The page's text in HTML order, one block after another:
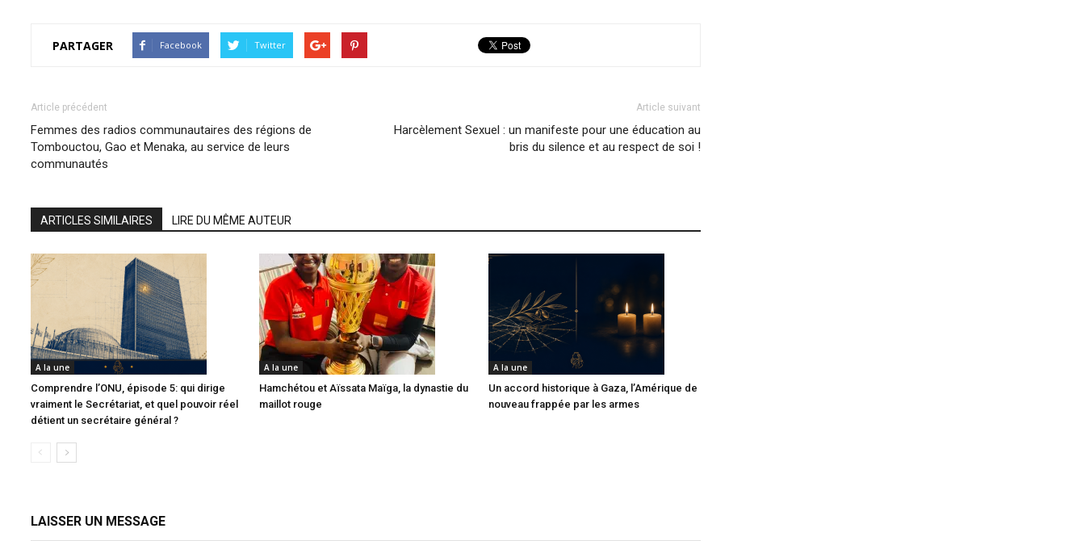
PARTAGER Facebook Twitter
Article précédent
Femmes des radios communautaires des régions de
Tombouctou, Gao et Menaka, au service de leurs
communautés
Article suivant
Harcèlement Sexuel : un manifeste pour une éducation au
bris du silence et au respect de soi !
ARTICLES SIMILAIRES LIRE DU MÊME AUTEUR
A la une
Comprendre l’ONU, épisode 5: qui dirige
vraiment le Secrétariat, et quel pouvoir réel
détient un secrétaire général ?
A la une
Hamchétou et Aïssata Maïga, la dynastie du
maillot rouge
A la une
Un accord historique à Gaza, l’Amérique de
nouveau frappée par les armes
LAISSER UN MESSAGE